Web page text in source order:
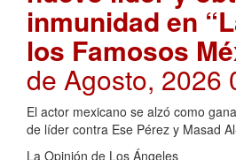
inmunidad en
los Famosos
de Agosto, 2026
El actor mexicano se alzó como
de líder contra Ese Pérez y Masad
La Opinión de Los Ángeles